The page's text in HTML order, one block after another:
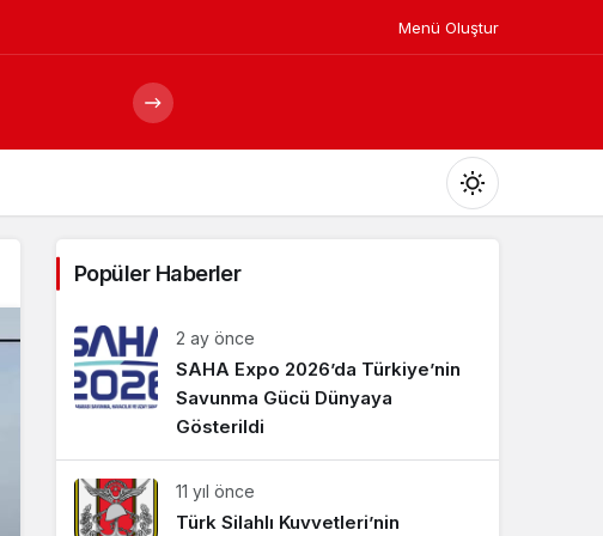
Menü Oluştur
Mod
değiştir
Gündüz Modu
Gündüz modunu seçin.
Gece modunu seçin.
Popüler Haberler
2 ay önce
SAHA Expo 2026’da Türkiye’nin
Savunma Gücü Dünyaya
Gösterildi
11 yıl önce
Türk Silahlı Kuvvetleri’nin